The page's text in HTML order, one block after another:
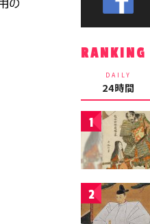
RANKING
DAILY
24時間
1
2